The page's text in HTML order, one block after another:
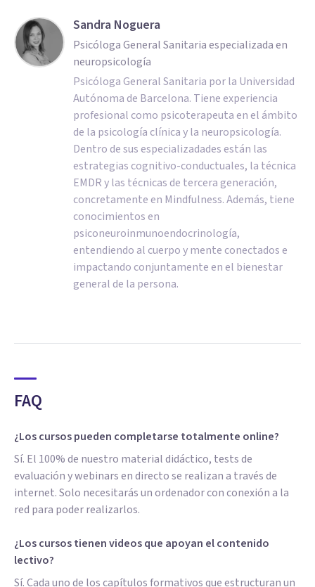
Sandra Noguera
Psicóloga General Sanitaria especializada en
neuropsicología
Psicóloga General Sanitaria por la Universidad
Autónoma de Barcelona. Tiene experiencia
profesional como psicoterapeuta en el ámbito
de la psicología clínica y la neuropsicología.
Dentro de sus especializadades están las
estrategias cognitivo-conductuales, la técnica
EMDR y las técnicas de tercera generación,
concretamente en Mindfulness. Además, tiene
conocimientos en
psiconeuroinmunoendocrinología,
entendiendo al cuerpo y mente conectados e
impactando conjuntamente en el bienestar
general de la persona.
FAQ
¿Los cursos pueden completarse totalmente online?
Sí. El 100% de nuestro material didáctico, tests de
evaluación y webinars en directo se realizan a través de
internet. Solo necesitarás un ordenador con conexión a la
red para poder realizarlos.
¿Los cursos tienen videos que apoyan el contenido
lectivo?
Sí. Cada uno de los capítulos formativos que estructuran un